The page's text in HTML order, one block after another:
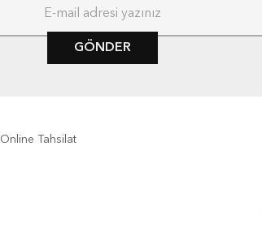
GÖNDER
Online Tahsilat